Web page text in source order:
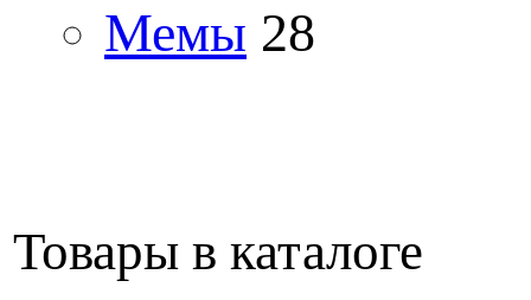
Мемы 28
Товары в каталоге